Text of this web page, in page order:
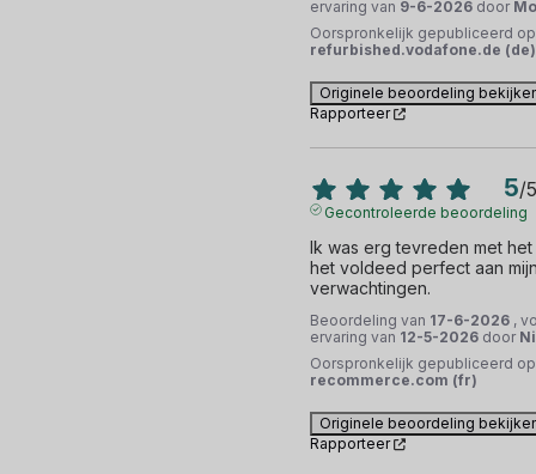
ervaring van 9-6-2026 door
Oorspronkelijk gepubliceerd op
refurbished.vodafone.de (de)
Originele beoordeling
Rapporteer
5/5
Gecontroleerde beoordeling
Ik was erg tevreden met
het voldeed perfect aan
verwachtingen.
Beoordeling van 17-6-2026 ,
ervaring van 12-5-2026 door
Oorspronkelijk gepubliceerd op
recommerce.com (fr)
Originele beoordeling
Rapporteer